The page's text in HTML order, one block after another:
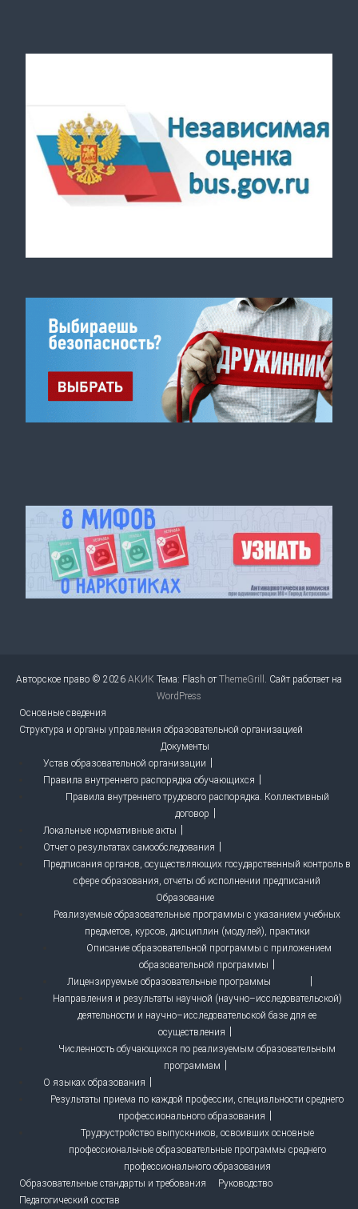
Авторское право © 2026 АКИК Тема: Flash отThemeGrill . Сайт работает на
WordPress
Основные сведения
Структура и органы управления образовательной организацией
Документы
Устав образовательной организации
Правила внутреннего распорядка обучающихся
Правила внутреннего трудового распорядка. Коллективный
договор
Локальные нормативные акты
Отчет о результатах самообследования
Предписания органов, осуществляющих государственный контроль в
сфере образования, отчеты об исполнении предписаний
Образование
Реализуемые образовательные программы с указанием учебных
предметов, курсов, дисциплин (модулей), практики
Описание образовательной программы с приложением
образовательной программы
Лицензируемые образовательные программы
Направления и результаты научной (научно–исследовательской)
деятельности и научно–исследовательской базе для ее
осуществления
Численность обучающихся по реализуемым образовательным
программам
О языках образования
Результаты приема по каждой профессии, специальности среднего
профессионального образования
Трудоустройство выпускников, освоивших основные
профессиональные образовательные программы среднего
профессионального образования
Образовательные стандарты и требования
Руководство
Педагогический состав